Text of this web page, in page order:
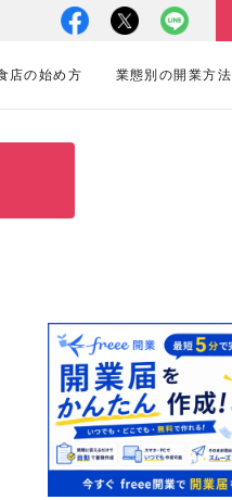
店の始め方 業態別の開業方法